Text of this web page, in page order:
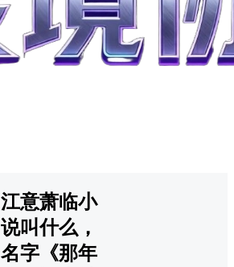
江意萧临小
说叫什么，
名字《那年